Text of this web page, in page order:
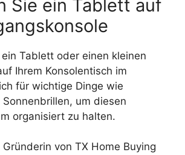
Sie ein Tablett auf
Tablett oder einen kleinen
Ihrem Konsolentisch im
für wichtige Dinge wie
um diesen
organisiert zu halten.
von TX Home Buying